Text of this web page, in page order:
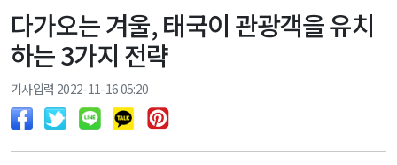
다가오는 겨울, 태국이 관광객을 유치
하는 3가지 전략
기사입력 2022-11-16 05:20